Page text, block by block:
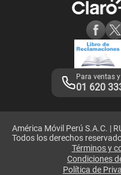
Adquirientes iPhone 6, 6S y
Mensaje de Seguridad
Términos y Condiciones de
Libro de Reclamaciones
Legales de marketplace
Para ventas
01 620
América Móvil Perú S.A.C. |
Todos los derechos
Términos y
Condiciones
Política de